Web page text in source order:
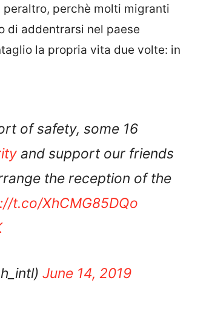
perchè molti migranti
di addentrarsi nel paese
la propria vita due volte: in
of safety, some 16
and support our friends
the reception of the
t.co/XhCMG85DQo
June 14, 2019